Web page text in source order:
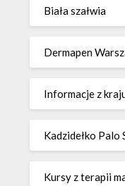
Biała szałwia
Dermapen
Informacje z
Kadzidełko Palo
Kursy z terapii